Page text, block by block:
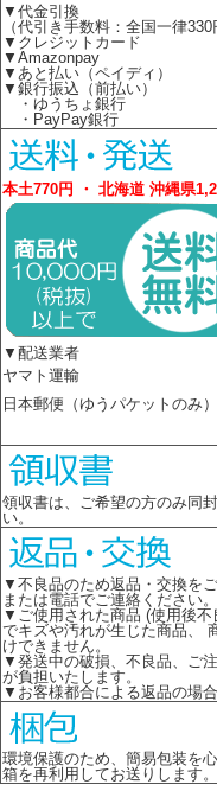
▼代金引換
（代引き手数料：全国一律330
▼クレジットカード
▼Amazonpay
▼あと払い（ペイディ）
▼銀行振込（前払い）
・ゆうちょ銀行
・PayPay銀行
本土770円 ・ 北海道 沖縄県
▼配送業者
ヤマト運輸
日本郵便（ゆうパケットのみ）
領収書は、ご希望の方のみ同
い。
▼不良品のため返品・交換を
または電話でご連絡ください。
▼ご使用された商品 (使用後
でキズや汚れが生じた商品、
けできません。
▼発送中の破損、不良品、ご
が負担いたします。
▼お客様都合による返品の場
環境保護のため、簡易包装を
箱を再利用してお送りします。